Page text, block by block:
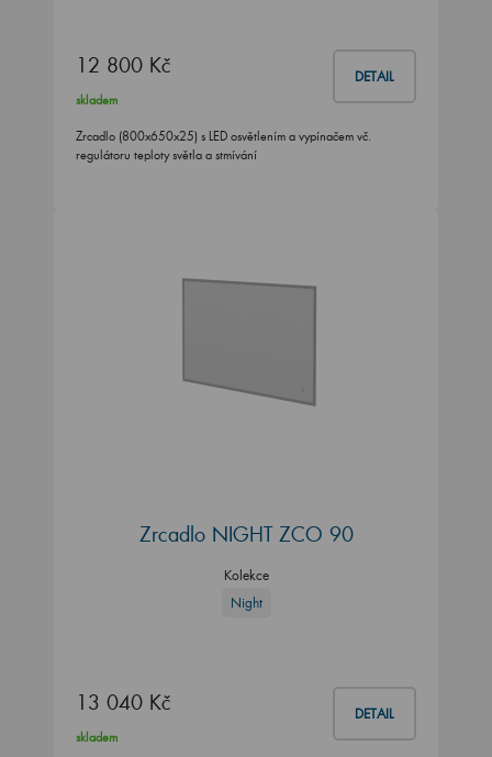
12 800 Kč DETAIL
skladem
Zrcadlo (800x650x25) s LED osvětlením a vypínačem vč.
regulátoru teploty světla a stmívání
Zrcadlo NIGHT ZCO 90
Kolekce
Night
13 040 Kč DETAIL
skladem